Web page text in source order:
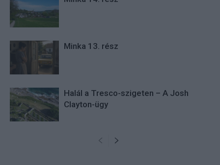
Minka 13. rész
Halál a Tresco-szigeten – A Josh
Clayton-ügy